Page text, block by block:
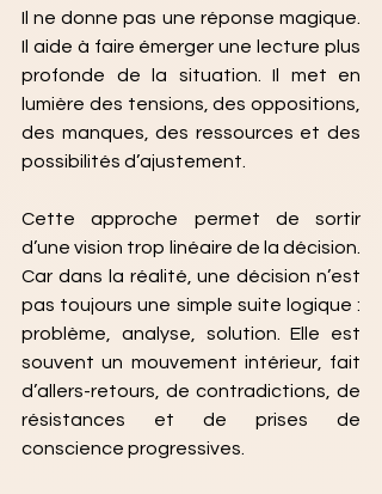
Il ne donne pas une réponse magique.
Il aide à faire émerger une lecture plus
profonde de la situation. Il met en
lumière des tensions, des oppositions,
des manques, des ressources et des
possibilités d’ajustement.
Cette approche permet de sortir
d’une vision trop linéaire de la décision.
Car dans la réalité, une décision n’est
pas toujours une simple suite logique :
problème, analyse, solution. Elle est
souvent un mouvement intérieur, fait
d’allers-retours, de contradictions, de
résistances et de prises de
conscience progressives.